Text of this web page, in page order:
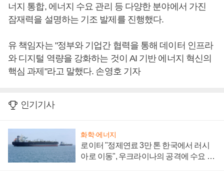
너지 통합, 에너지 수요 관리 등 다양한 분야에서 가진
잠재력을 설명하는 기조 발제를 진행했다.
유 책임자는 "정부와 기업간 협력을 통해 데이터 인프라
와 디지털 역량을 강화하는 것이 AI 기반 에너지 혁신의
핵심 과제"라고 말했다. 손영호 기자
인기기사
화학·에너지
로이터 "정제연료 3만 톤 한국에서 러시
아로 이동", 우크라이나의 공격에 수요 늘